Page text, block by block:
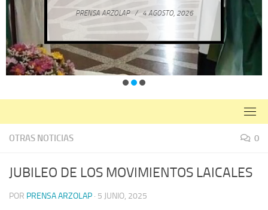
PRENSA ARZOLAP / 4 AGOSTO, 2026
OTRAS NOTICIAS 0
JUBILEO DE LOS MOVIMIENTOS LAICALES
POR PRENSA ARZOLAP · 5 JUNIO, 2025